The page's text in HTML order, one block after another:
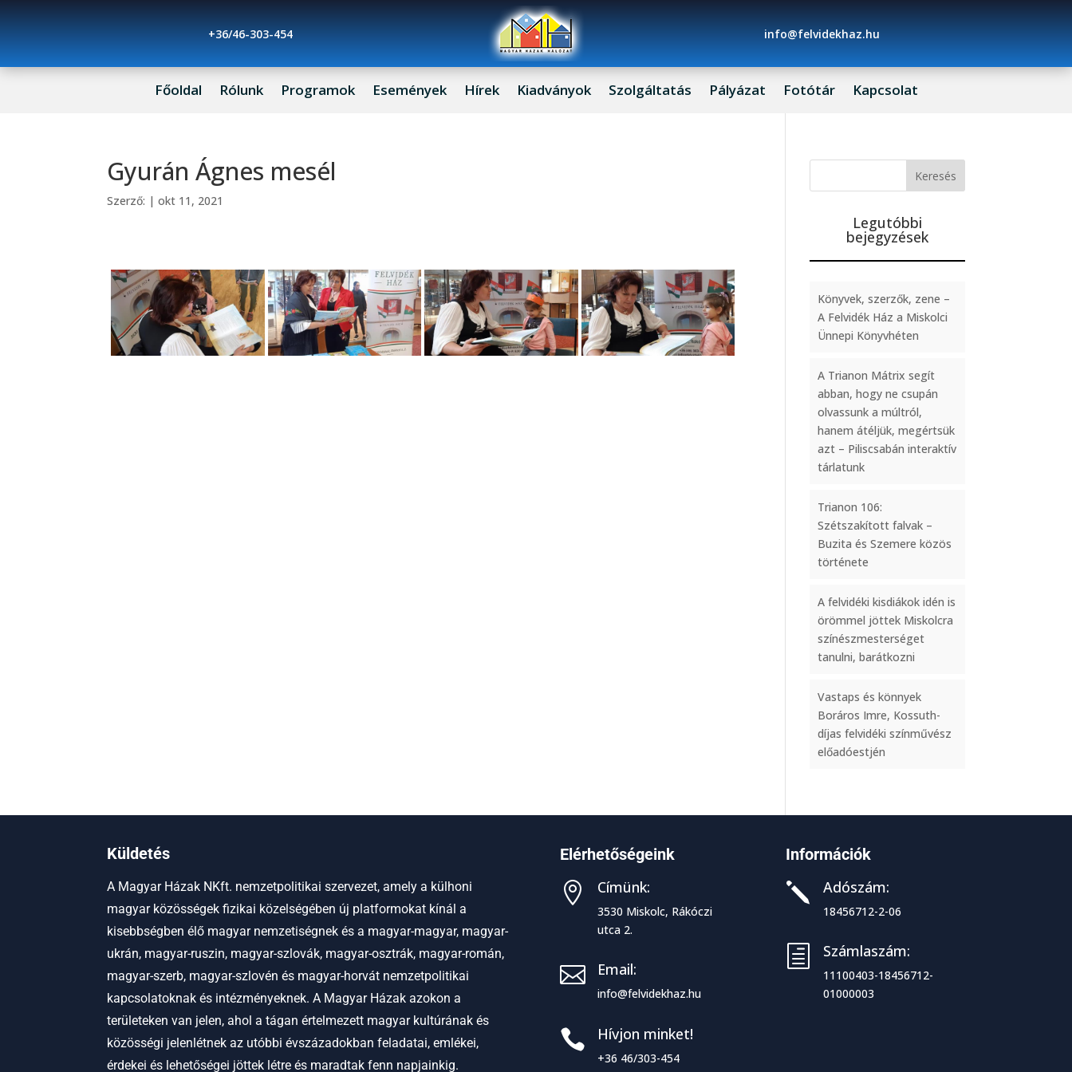
+36/46-303-454 info@felvidekhaz.hu
Főoldal Rólunk Programok Események Hírek Kiadványok Szolgáltatás Pályázat Fotótár Kapcsolat
Gyurán Ágnes mesél
Szerző: |okt 11, 2021
Legutóbbi
bejegyzések
Könyvek, szerzők, zene –
A Felvidék Ház a Miskolci
Ünnepi Könyvhéten
A Trianon Mátrix segít
abban, hogy ne csupán
olvassunk a múltról,
hanem átéljük, megértsük
azt – Piliscsabán interaktív
tárlatunk
Trianon 106:
Szétszakított falvak –
Buzita és Szemere közös
története
A felvidéki kisdiákok idén is
örömmel jöttek Miskolcra
színészmesterséget
tanulni, barátkozni
Vastaps és könnyek
Boráros Imre, Kossuth-
díjas felvidéki színművész
előadóestjén
Küldetés
A Magyar Házak NKft. nemzetpolitikai szervezet, amely a külhoni
magyar közösségek fizikai közelségében új platformokat kínál a
kisebbségben élő magyar nemzetiségnek és a magyar-magyar, magyar-
ukrán, magyar-ruszin, magyar-szlovák, magyar-osztrák, magyar-román,
magyar-szerb, magyar-szlovén és magyar-horvát nemzetpolitikai
kapcsolatoknak és intézményeknek. A Magyar Házak azokon a
területeken van jelen, ahol a tágan értelmezett magyar kultúrának és
közösségi jelenlétnek az utóbbi évszázadokban feladatai, emlékei,
érdekei és lehetőségei jöttek létre és maradtak fenn napjainkig.
Elérhetőségeink
 Címünk:
3530 Miskolc, Rákóczi
utca 2.
 Email:
info@felvidekhaz.hu
 Hívjon minket!
+36 46/303-454
Információk
j Adószám:
18456712-2-06
h Számlaszám:
11100403-18456712-
01000003